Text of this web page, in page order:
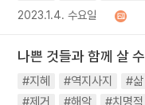
2023.1.4. 수요일
나쁜 것들과 함께 살
#지혜 #역지사지 #삶
#제거
#해악 #치명적